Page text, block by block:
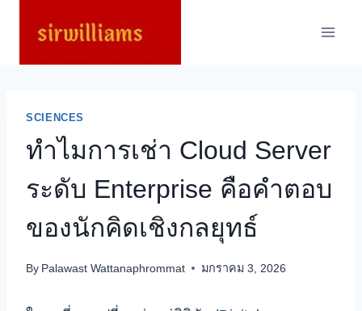
SCIENCES
ทำไมการเช่า Cloud Server
ระดับ Enterprise คือคำตอบ
ของนักคิดเชิงกลยุทธ์
By Palawast Wattanaphrommat มกราคม 3, 2026